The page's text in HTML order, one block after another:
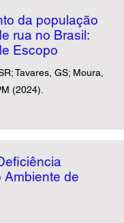
da população
rua no Brasil:
Escopo
Tavares, GS; Moura,
(2024).​
Ambiente de